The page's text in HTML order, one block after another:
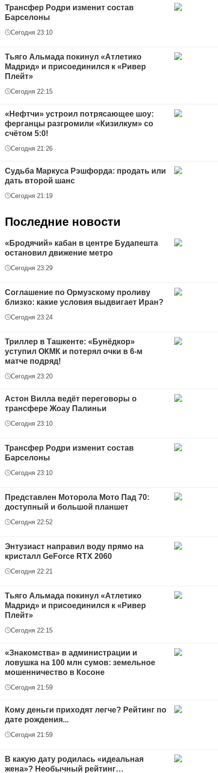
Трансфер Родри изменит состав
Барселоны
Сегодня 23:10
Тьяго Альмада покинул «Атлетико
Мадрид» и присоединился к «Ривер
Плейт»
Сегодня 22:15
«Нефтчи» устроил потрясающее шоу:
ферганцы разгромили «Кизилкум» со
счётом 5:0!
Сегодня 21:26
Судьба Маркуса Рэшфорда: продать или
дать второй шанс
Сегодня 21:19
Последние новости
«Бродячий» кабан в центре Будапешта
остановил движение метро
Сегодня 23:29
Соглашение по Ормузскому проливу
близко: какие условия выдвигает Иран?
Сегодня 23:24
Триллер в Ташкенте: «Бунёдкор»
уступил ОКМК и потерял очки в 6-м
матче подряд!
Сегодня 23:20
Астон Вилла ведёт переговоры о
трансфере Жоау Палиньи
Сегодня 23:10
Трансфер Родри изменит состав
Барселоны
Сегодня 23:10
Представлен Моторола Мото Пад 70:
доступный и большой планшет
Сегодня 22:52
Энтузиаст направил воду прямо на
кристалл GeForce RTX 2060
Сегодня 22:21
Тьяго Альмада покинул «Атлетико
Мадрид» и присоединился к «Ривер
Плейт»
Сегодня 22:15
«Знакомства» в администрации и
ловушка на 100 млн сумов: земельное
мошенничество в Косоне
Сегодня 21:59
Кому деньги приходят легче? Рейтинг по
дате рождения...
Сегодня 21:59
В какую дату родилась «идеальная
жена»? Необычный рейтинг…